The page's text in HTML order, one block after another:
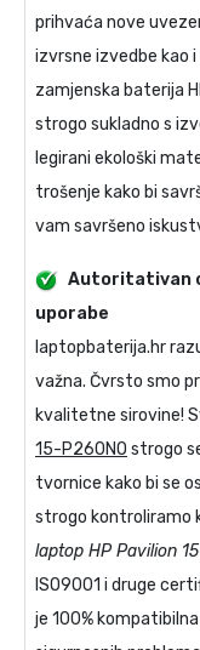
prihvaća nove
izvrsne izvedbe kao
zamjenska baterija
strogo sukladno s
legirani ekološki
trošenje kako bi
vam savršeno
Autoritativan
uporabe
laptopbaterija.hr
važna. Čvrsto smo
kvalitetne sirovine!
15-P260NO strogo
tvornice kako bi se
strogo kontroliramo
laptop HP Pavilion
ISO9001 i druge
je 100%